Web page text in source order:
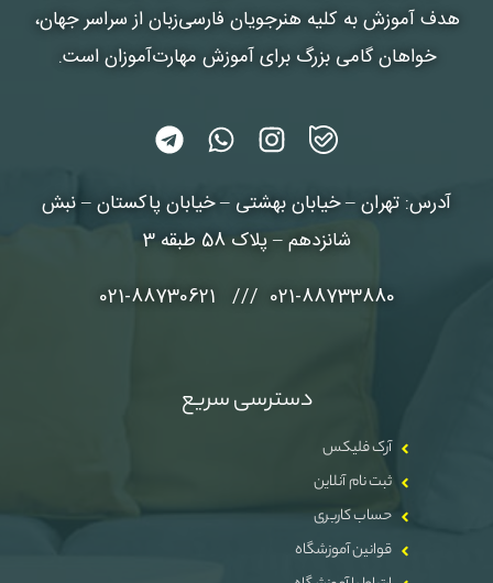
هدف آموزش به کلیه هنرجویان فارسی‌زبان از سراسر جهان،
خواهان گامی بزرگ برای آموزش مهارت‌آموزان است.
آدرس: تهران – خیابان بهشتی – خیابان پاکستان – نبش
شانزدهم – پلاک 58 طبقه 3
021-88733880 /// 021-88730621
دسترسی سریع
آرک فلیکس
ثبت نام آنلاین
حساب کاربری
قوانین آموزشگاه